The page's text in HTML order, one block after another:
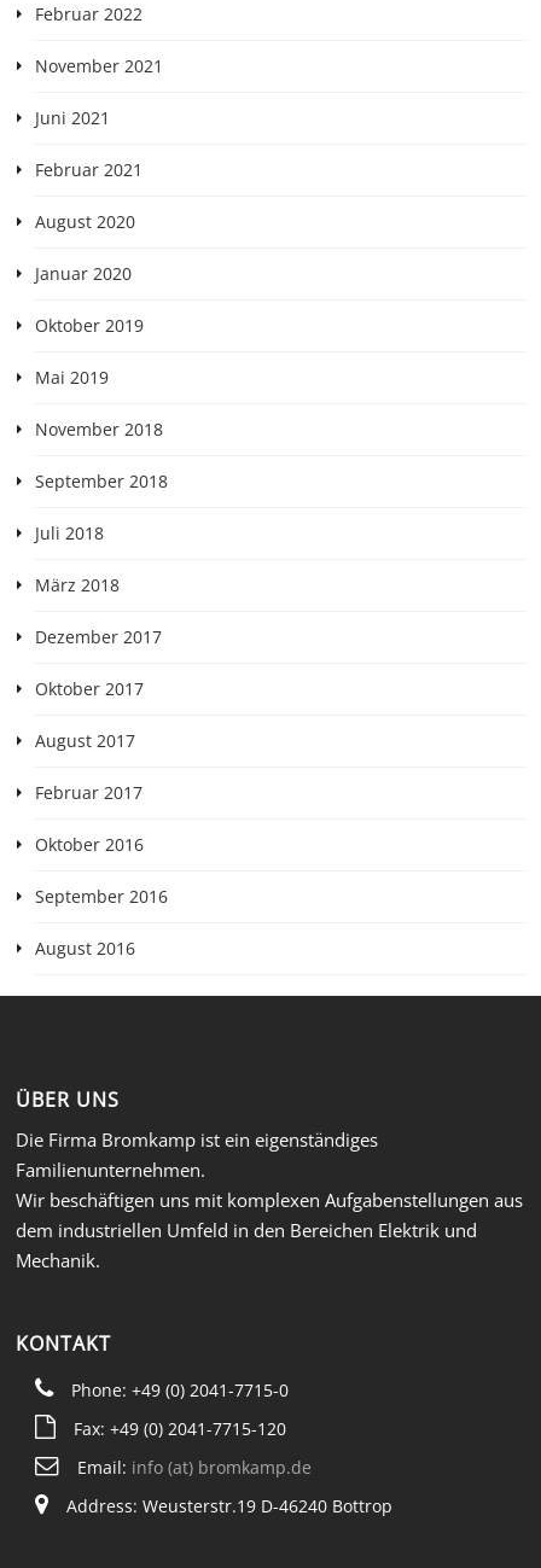
Februar 2022
November 2021
Juni 2021
Februar 2021
August 2020
Januar 2020
Oktober 2019
Mai 2019
November 2018
September 2018
Juli 2018
März 2018
Dezember 2017
Oktober 2017
August 2017
Februar 2017
Oktober 2016
September 2016
August 2016
ÜBER UNS
Die Firma Bromkamp ist ein eigenständiges
Familienunternehmen.
Wir beschäftigen uns mit komplexen Aufgabenstellungen aus
dem industriellen Umfeld in den Bereichen Elektrik und
Mechanik.
KONTAKT
Phone: +49 (0) 2041-7715-0
Fax: +49 (0) 2041-7715-120
Email: info (at) bromkamp.de
Address: Weusterstr.19 D-46240 Bottrop